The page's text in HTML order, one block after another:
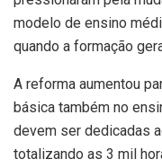
modelo de ensino
quando a formação
A reforma aumentou
básica também no
devem ser dedicadas
totalizando as 3 mil